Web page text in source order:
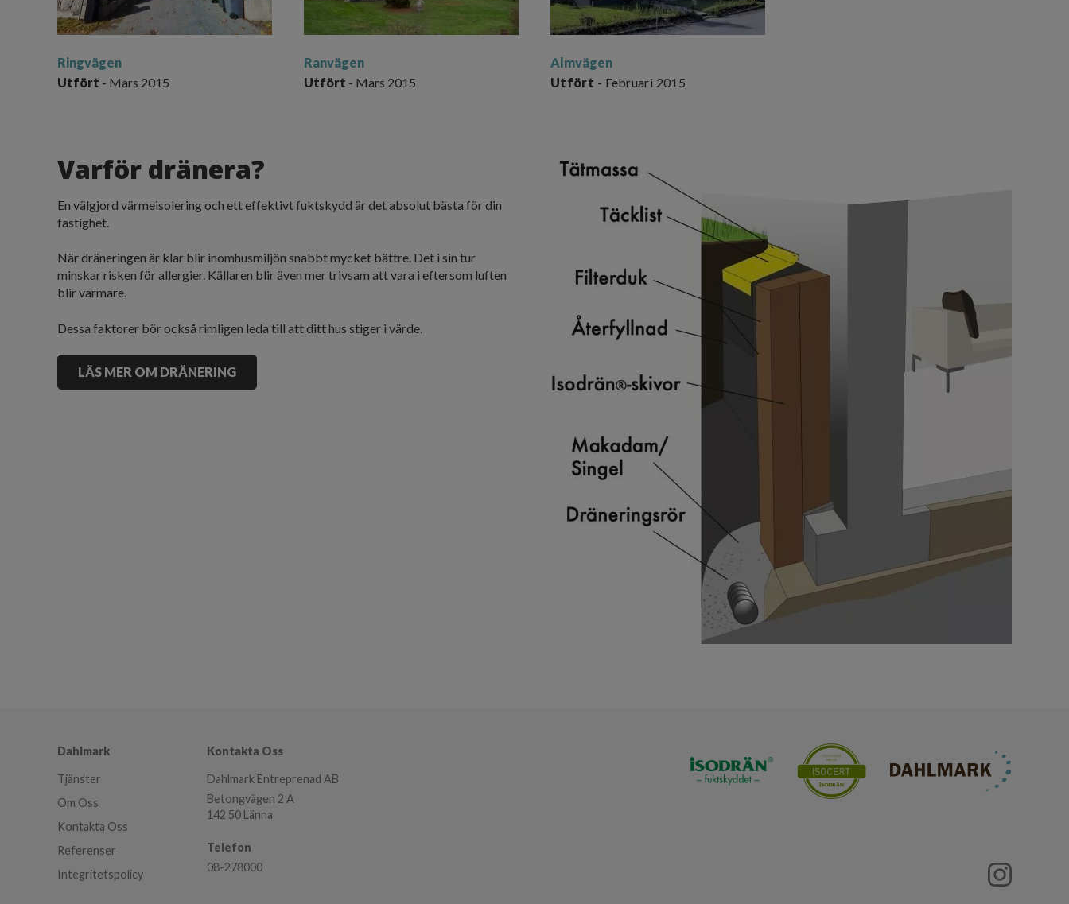
Ringvägen
Utfört - Mars 2015
Ranvägen
Utfört - Mars 2015
Almvägen
Utfört - Februari 2015
Varför dränera?
En välgjord värmeisolering och ett effektivt fuktskydd är det absolut bästa för din
fastighet.
När dräneringen är klar blir inomhusmiljön snabbt mycket bättre. Det i sin tur
minskar risken för allergier. Källaren blir även mer trivsam att vara i eftersom luften
blir varmare.
Dessa faktorer bör också rimligen leda till att ditt hus stiger i värde.
LÄS MER OM DRÄNERING
Dahlmark
Tjänster
Om Oss
Kontakta Oss
Referenser
Integritetspolicy
Kontakta Oss
Dahlmark Entreprenad AB
Betongvägen 2 A
142 50 Länna
Telefon
08-278000